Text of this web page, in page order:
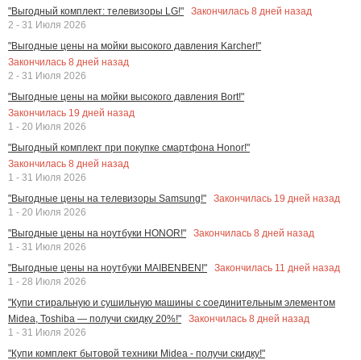
"Выгодный комплект: телевизоры LG!"
Закончилась 8 дней назад
2 - 31 Июля 2026
"Выгодные цены на мойки высокого давления Karcher!"
Закончилась 8 дней назад
2 - 31 Июля 2026
"Выгодные цены на мойки высокого давления Bort!"
Закончилась 19 дней назад
1 - 20 Июля 2026
"Выгодный комплект при покупке смартфона Honor!"
Закончилась 8 дней назад
1 - 31 Июля 2026
"Выгодные цены на телевизоры Samsung!"
Закончилась 19 дней назад
1 - 20 Июля 2026
"Выгодные цены на ноутбуки HONOR!"
Закончилась 8 дней назад
1 - 31 Июля 2026
"Выгодные цены на ноутбуки MAIBENBEN!"
Закончилась 11 дней назад
1 - 28 Июля 2026
"Купи стиральную и сушильную машины с соединительным элементом
Midea, Toshiba — получи скидку 20%!"
Закончилась 8 дней назад
1 - 31 Июля 2026
"Купи комплект бытовой техники Midea - получи скидку!"